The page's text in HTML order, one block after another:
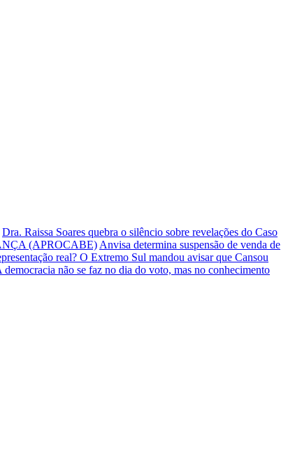
Dra. Raissa Soares quebra o silêncio sobre revelações do Caso
(APROCABE) Anvisa determina suspensão de venda de
real? O Extremo Sul mandou avisar que Cansou
democracia não se faz no dia do voto, mas no conhecimento